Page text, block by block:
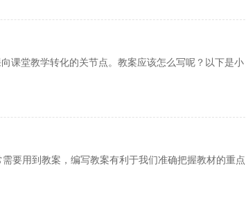
课堂教学转化的关节点。教案应该怎么写呢？以下是小
要用到教案，编写教案有利于我们准确把握教材的重点